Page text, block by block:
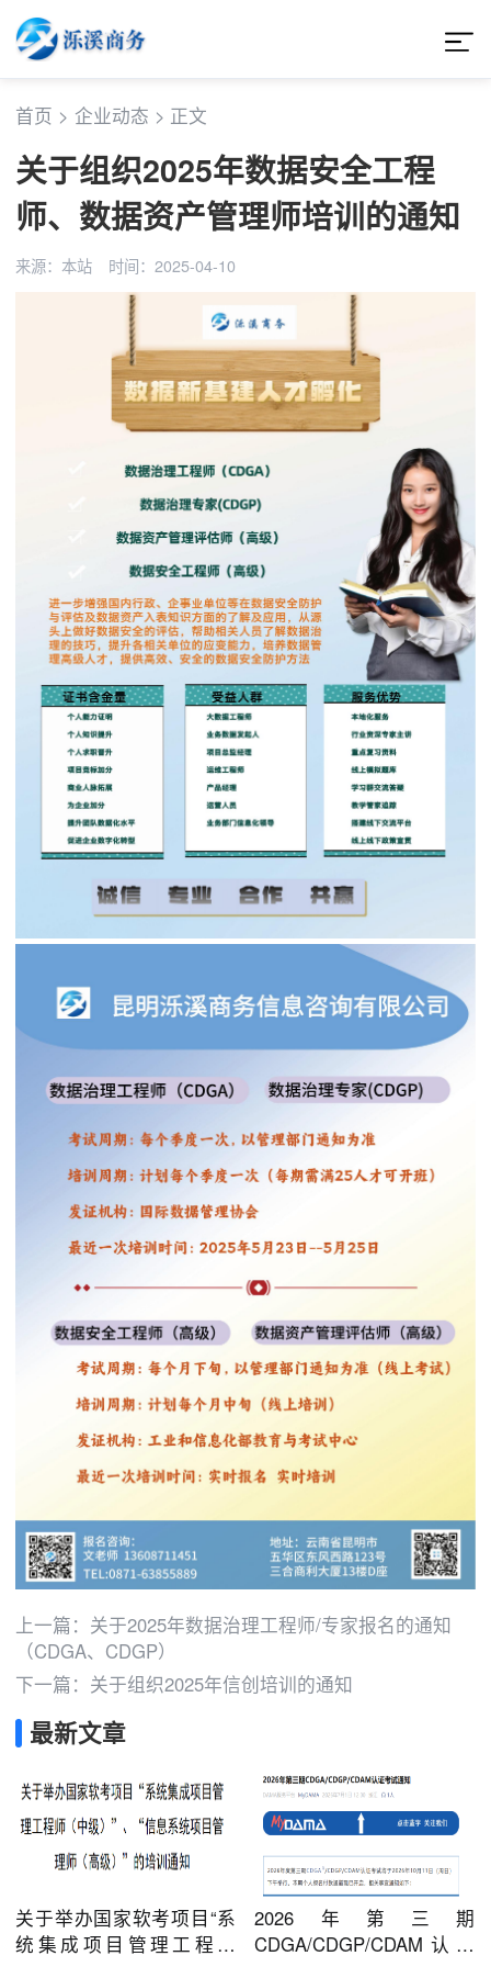
首页 > 企业动态 > 正文
关于组织2025年数据安全工程
师、数据资产管理师培训的通知
来源：本站 时间：2025-04-10
上一篇： 关于2025年数据治理工程师/专家报名的通知
（CDGA、CDGP）
下一篇： 关于组织2025年信创培训的通知
最新文章
关于举办国家软考项目“系
统集成项目管理工程师
2026年第三期
CDGA/CDGP/CDAM认证